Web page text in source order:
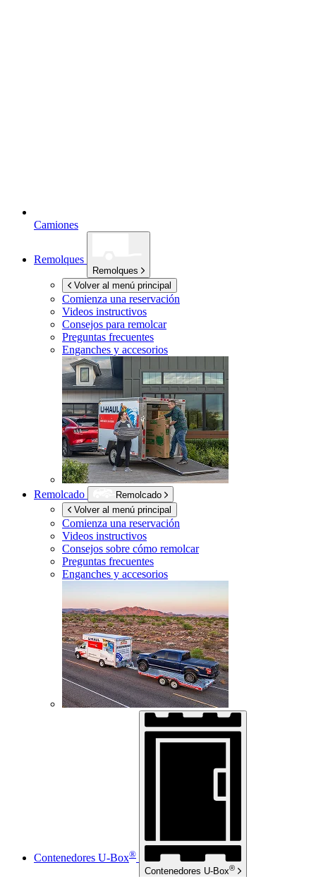
Camiones
Remolques
Remolques
Volver al menú principal
Comienza una reservación
Videos instructivos
Consejos para remolcar
Preguntas frecuentes
Enganches y accesorios
Remolcado
Remolcado
Volver al menú principal
Comienza una reservación
Videos instructivos
Consejos sobre cómo remolcar
Preguntas frecuentes
Enganches y accesorios
Contenedores U-Box®
Contenedores U-Box®